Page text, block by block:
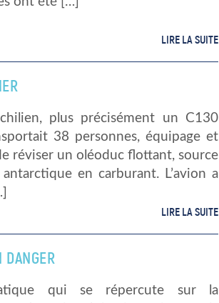
LIRE LA SUITE
plus précisément un C130
38 personnes, équipage et
réviser un oléoduc flottant, source
en carburant. L’avion a
LIRE LA SUITE
DANGER
qui se répercute sur la